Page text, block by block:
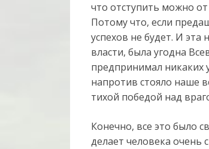
что отступить можно
Потому что, если
успехов не будет. И
власти, была угодна
предпринимал никаких
напротив стояло наше
тихой победой над
Конечно, все это было
делает человека очень